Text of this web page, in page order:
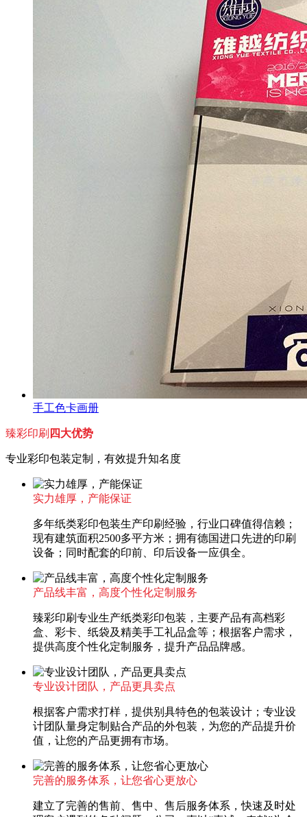
手工色卡画册
臻彩印刷 四大优势
专业彩印包装定制，有效提升知名度
实力雄厚，产能保证
多年纸类彩印包装生产印刷经验，行业口碑值得信赖；
现有建筑面积2500多平方米；拥有德国进口先进的印刷
设备；同时配套的印前、印后设备一应俱全。
产品线丰富，高度个性化定制服务
臻彩印刷专业生产纸类彩印包装，主要产品有高档彩
盒、彩卡、纸袋及精美手工礼品盒等；根据客户需求，
提供高度个性化定制服务，提升产品品牌感。
专业设计团队，产品更具卖点
根据客户需求打样，提供别具特色的包装设计；专业设
计团队量身定制贴合产品的外包装，为您的产品提升价
值，让您的产品更拥有市场。
完善的服务体系，让您省心更放心
建立了完善的售前、售中、售后服务体系，快速及时处